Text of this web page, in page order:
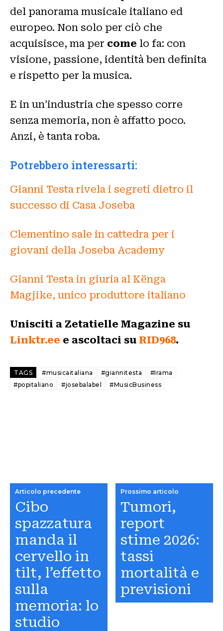
del panorama musicale italiano ed
europeo. Non solo per ciò che
acquisisce, ma per come lo fa: con
visione, passione, identità ben definita
e rispetto per la musica.
E in un’industria che spesso corre
senza memoria, non è affatto poco.
Anzi, è tanta roba.
Potrebbero interessarti:
Gianni Testa rivela i segreti dietro il
successo di Casa Joseba
Clementino sale in cattedra per i
giovani della Joseba Academy
Gianni Testa in giuria al Kënga
Magjike, unico produttore italiano
Unisciti a Zetatielle Magazine su
Linktr.ee e ascoltaci su RID968.
TAGS #musicaitaliana #giannitesta
#Irama
#popitaliano
#josebalabel #MusicBusiness
Articolo precedente
Cibo
spazzatura
manda il
cervello in
tilt, l’effetto
sulla
memoria: lo
studio
Prossimo articolo
Tumori,
report
stime 2026:
tassi
mortalità e
previsioni